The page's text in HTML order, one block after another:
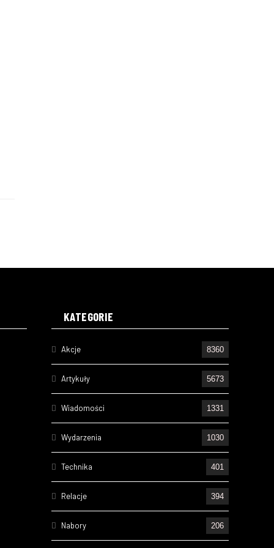
KATEGORIE
Akcje 8360
Artykuły 5673
Wiadomości 1331
Wydarzenia 1030
Technika 401
Relacje 394
Nabory 206